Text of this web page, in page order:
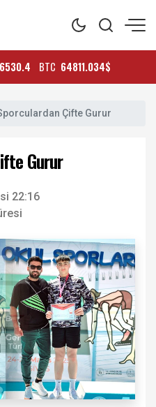
6530.4 BTC 64811.034$
Çifte Gurur
Gurur
22:16